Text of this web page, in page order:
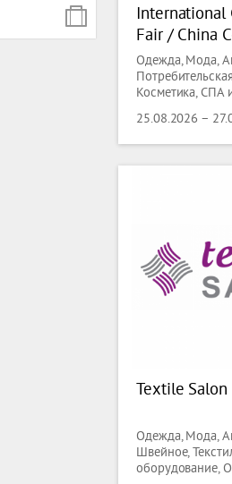
International
Fair / China
2026
Одежда, Мода,
Косметика, СПА
Технологии
25.08.2026 –
Textile
Одежда, Мода,
Швейное,
оборудование,